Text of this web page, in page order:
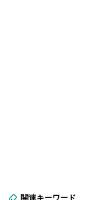
関連キーワード